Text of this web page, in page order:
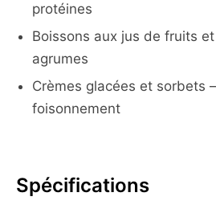
protéines
Boissons aux jus de fruits
agrumes
Crèmes glacées et sorbets
foisonnement
Spécifications